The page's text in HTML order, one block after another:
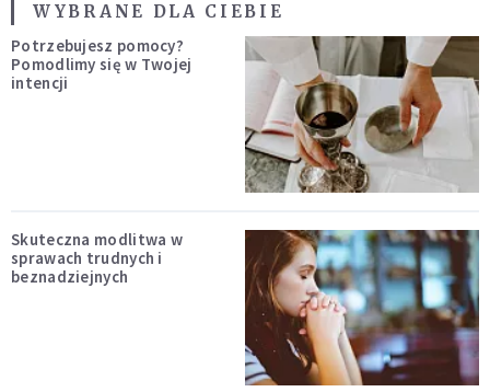
WYBRANE DLA CIEBIE
Potrzebujesz pomocy?
Pomodlimy się w Twojej
intencji
Skuteczna modlitwa w
sprawach trudnych i
beznadziejnych